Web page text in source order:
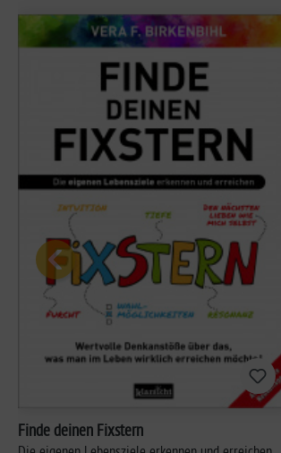
Finde deinen Fixstern